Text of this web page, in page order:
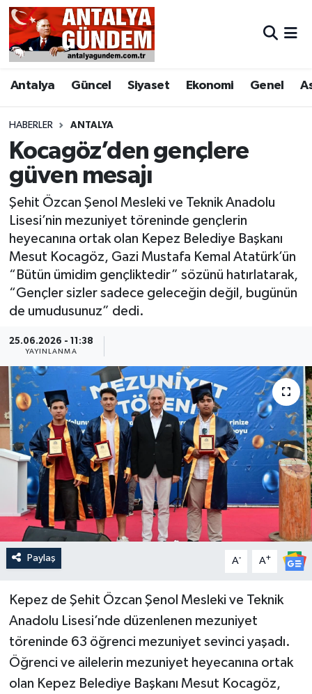
Antalya Güncel Siyaset Ekonomi Genel
HABERLER ANTALYA
Kocagöz’den gençlere
güven mesajı
Şehit Özcan Şenol Mesleki ve Teknik Anadolu
Lisesi’nin mezuniyet töreninde gençlerin
heyecanına ortak olan Kepez Belediye Başkanı
Mesut Kocagöz, Gazi Mustafa Kemal Atatürk’ün
“Bütün ümidim gençliktedir” sözünü hatırlatarak,
“Gençler sizler sadece geleceğin değil, bugünün
de umudusunuz” dedi.
25.06.2026 - 11:38
YAYINLANMA
Paylaş A- A+
Kepez de Şehit Özcan Şenol Mesleki ve Teknik
Anadolu Lisesi’nde düzenlenen mezuniyet
töreninde 63 öğrenci mezuniyet sevinci yaşadı.
Öğrenci ve ailelerin mezuniyet heyecanına ortak
olan Kepez Belediye Başkanı Mesut Kocagöz,
Antalya
Asayiş
Bilim & Teknoloji
Bölge
EĞİTİM
Görüntülü Haber
Güncel
Kültür & Sanat
Magazin
Resmi İlan
Sağlık & Yaşam
Siyaset
Spor
Antalya Nöbetçi Eczaneler
Antalya Hava Durumu
Antalya Namaz Vakitleri
Antalya Trafik Yoğunluk Haritası
Süper Lig Puan Durumu ve Fikstür
Tüm Manşetler
Son Dakika Haberleri
Haber Arşivi